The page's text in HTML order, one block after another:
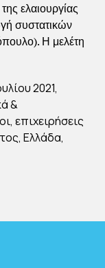
ελαιουργίας
συστατικών
Η μελέτη
2021,
&
επιχειρήσεις
Ελλάδα,